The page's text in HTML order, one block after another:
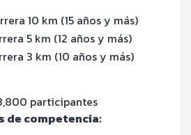
10 km (15 años y más)
5 km (12 años y más)
3 km (10 años y más)
participantes
de competencia: